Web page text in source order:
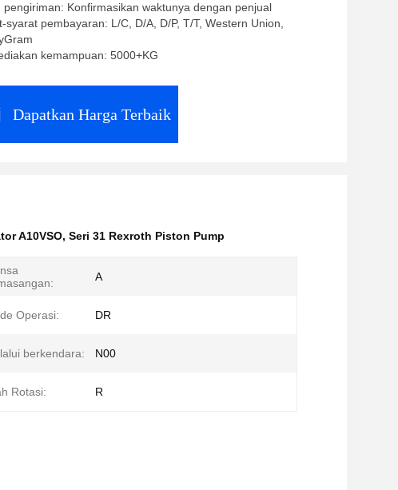
pengiriman: Konfirmasikan waktunya dengan penjual
syarat pembayaran: L/C, D/A, D/P, T/T, Western Union,
kemampuan: 5000+KG
Dapatkan Harga Terbaik
A10VSO, Seri 31 Rexroth Piston Pump
A
Operasi: DR
berkendara: N00
Rotasi: R